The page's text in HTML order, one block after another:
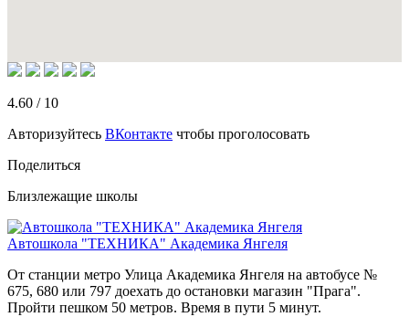
4.60 / 10
Авторизуйтесь ВКонтакте чтобы проголосовать
Поделиться
Близлежащие школы
Автошкола "ТЕХНИКА" Академика Янгеля
От станции метро Улица Академика Янгеля на автобусе №
675, 680 или 797 доехать до остановки магазин "Прага".
Пройти пешком 50 метров. Время в пути 5 минут.